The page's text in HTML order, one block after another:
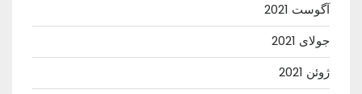
آگوست 2021
جولای 2021
ژوئن 2021